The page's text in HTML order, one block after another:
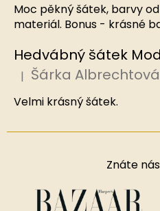
Moc pěkný šátek, barvy
materiál. Bonus - krásné
Hodnocení produktu je 5 z
| Šárka Albrechtová
Velmi krásný šátek.
Znáte